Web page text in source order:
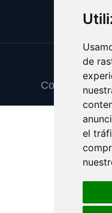
de
el
Update
Copyright ©